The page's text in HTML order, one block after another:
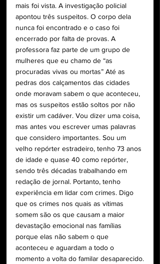
mais foi vista. A investigação policial
apontou três suspeitos. O corpo dela
nunca foi encontrado e o caso foi
encerrado por falta de provas. A
professora faz parte de um grupo de
mulheres que eu chamo de “as
procuradas vivas ou mortas” Até as
pedras dos calçamentos das cidades
onde moravam sabem o que aconteceu,
mas os suspeitos estão soltos por não
existir um cadáver. Vou dizer uma coisa,
mas antes vou escrever umas palavras
que considero importantes. Sou um
velho repórter estradeiro, tenho 73 anos
de idade e quase 40 como repórter,
sendo três décadas trabalhando em
redação de jornal. Portanto, tenho
experiência em lidar com crimes. Digo
que os crimes nos quais as vítimas
somem são os que causam a maior
devastação emocional nas famílias
porque elas não sabem o que
aconteceu e aguardam a todo o
momento a volta do familar desaparecido.